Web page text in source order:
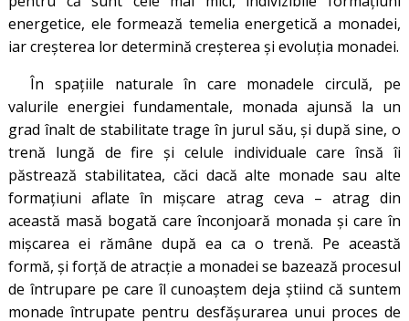
energetice, ele formează temelia energetică a monadei,
iar creşterea lor determină creşterea şi evoluţia monadei.
În spaţiile naturale în care monadele circulă, pe
valurile energiei fundamentale, monada ajunsă la un
grad înalt de stabilitate trage în jurul său, şi după sine, o
trenă lungă de fire şi celule individuale care însă îi
păstrează stabilitatea, căci dacă alte monade sau alte
formaţiuni aflate în mişcare atrag ceva – atrag din
această masă bogată care înconjoară monada şi care în
mişcarea ei rămâne după ea ca o trenă. Pe această
formă, și forţă de atracţie a monadei se bazează procesul
de întrupare pe care îl cunoaştem deja ştiind că suntem
monade întrupate pentru desfăşurarea unui proces de